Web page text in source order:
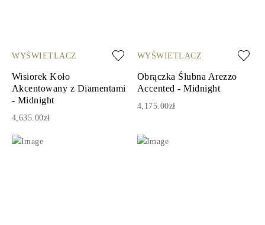
WYŚWIETLACZ
Wisiorek Koło
Akcentowany z Diamentami
- Midnight
4,635.00zł
WYŚWIETLACZ
Obrączka Ślubna Arezzo
Accented - Midnight
4,175.00zł